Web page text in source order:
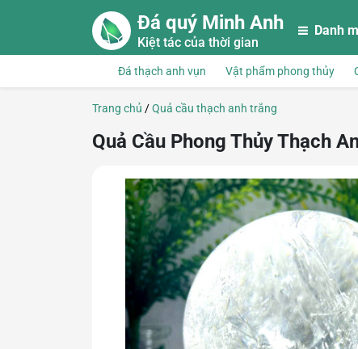
Skip to main content
Đá quý Minh Anh
Kiệt tác của thời gian
Danh
Đá thạch anh vụn Vật phẩm phong thủy
Trang chủ /Quả cầu thạch anh trắng
Quả Cầu Phong Thủy Thạch